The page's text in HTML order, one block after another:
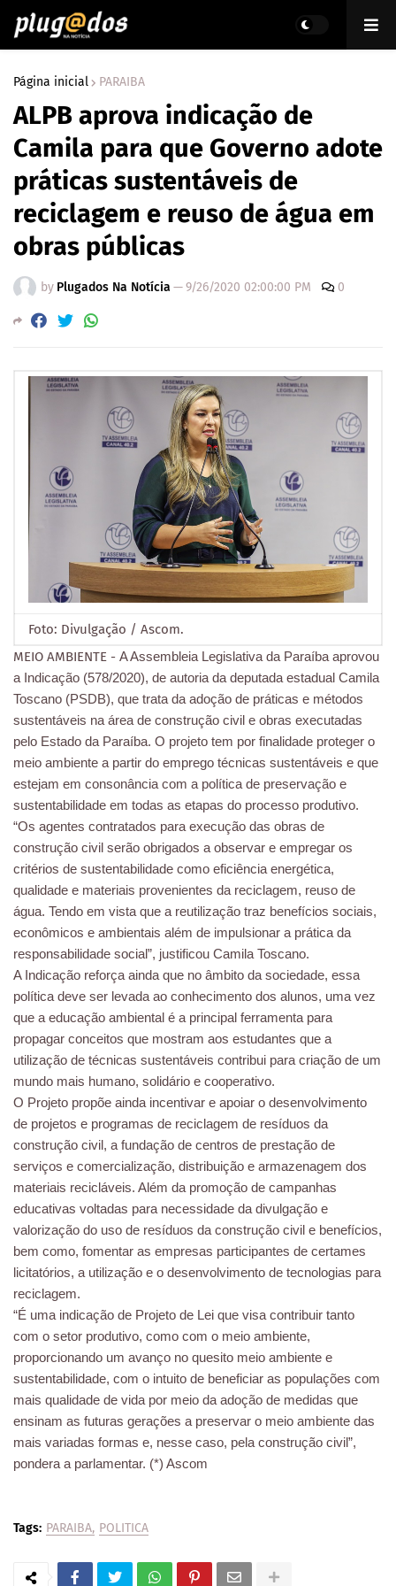
Página inicial PARAIBA
ALPB aprova indicação de
Camila para que Governo adote
práticas sustentáveis de
reciclagem e reuso de água em
obras públicas
by Plugados Na Notícia —9/26/2020 02:00:00 PM 0
Foto: Divulgação / Ascom.
MEIO AMBIENTE - A Assembleia Legislativa da Paraíba aprovou
a Indicação (578/2020), de autoria da deputada estadual Camila
Toscano (PSDB), que trata da adoção de práticas e métodos
sustentáveis na área de construção civil e obras executadas
pelo Estado da Paraíba. O projeto tem por finalidade proteger o
meio ambiente a partir do emprego técnicas sustentáveis e que
estejam em consonância com a política de preservação e
sustentabilidade em todas as etapas do processo produtivo.
“Os agentes contratados para execução das obras de
construção civil serão obrigados a observar e empregar os
critérios de sustentabilidade como eficiência energética,
qualidade e materiais provenientes da reciclagem, reuso de
água. Tendo em vista que a reutilização traz benefícios sociais,
econômicos e ambientais além de impulsionar a prática da
responsabilidade social”, justificou Camila Toscano.
A Indicação reforça ainda que no âmbito da sociedade, essa
política deve ser levada ao conhecimento dos alunos, uma vez
que a educação ambiental é a principal ferramenta para
propagar conceitos que mostram aos estudantes que a
utilização de técnicas sustentáveis contribui para criação de um
mundo mais humano, solidário e cooperativo.
O Projeto propõe ainda incentivar e apoiar o desenvolvimento
de projetos e programas de reciclagem de resíduos da
construção civil, a fundação de centros de prestação de
serviços e comercialização, distribuição e armazenagem dos
materiais recicláveis. Além da promoção de campanhas
educativas voltadas para necessidade da divulgação e
valorização do uso de resíduos da construção civil e benefícios,
bem como, fomentar as empresas participantes de certames
licitatórios, a utilização e o desenvolvimento de tecnologias para
reciclagem.
“É uma indicação de Projeto de Lei que visa contribuir tanto
com o setor produtivo, como com o meio ambiente,
proporcionando um avanço no quesito meio ambiente e
sustentabilidade, com o intuito de beneficiar as populações com
mais qualidade de vida por meio da adoção de medidas que
ensinam as futuras gerações a preservar o meio ambiente das
mais variadas formas e, nesse caso, pela construção civil”,
pondera a parlamentar. (*) Ascom
Tags: PARAIBA POLITICA